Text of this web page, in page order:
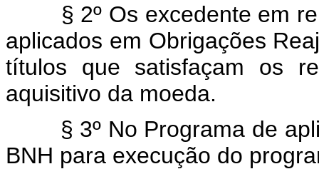
§ 2º Os excedente em
aplicados em Obrigações
títulos que satisfaçam os
aquisitivo da moeda.
§ 3º No Programa de
BNH para execução do